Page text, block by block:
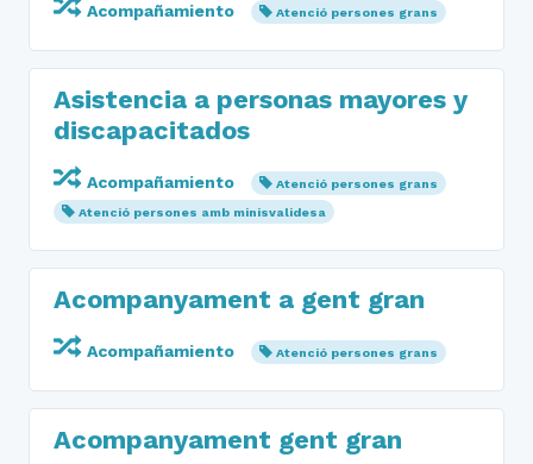
Acompañamiento Atenció persones grans
Asistencia a personas mayores y
discapacitados
Acompañamiento
Atenció persones grans
Atenció persones amb minisvalidesa
Acompanyament a gent gran
Acompañamiento Atenció persones grans
Acompanyament gent gran